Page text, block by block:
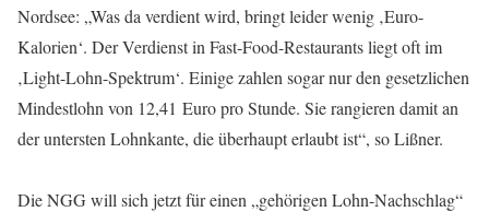
Nordsee: „Was da verdient wird, bringt leider wenig ‚Euro-
Kalorien‘. Der Verdienst in Fast-Food-Restaurants liegt oft im
‚Light-Lohn-Spektrum‘. Einige zahlen sogar nur den gesetzlichen
Mindestlohn von 12,41 Euro pro Stunde. Sie rangieren damit an
der untersten Lohnkante, die überhaupt erlaubt ist“, so Lißner.
Die NGG will sich jetzt für einen „gehörigen Lohn-Nachschlag“